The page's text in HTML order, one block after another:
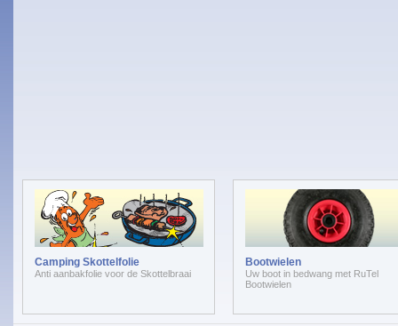
Camping Skottelfolie
Anti aanbakfolie voor de Skottelbraai
Bootwielen
Uw boot in bedwang met RuTel
Bootwielen